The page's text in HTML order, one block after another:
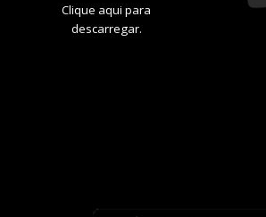
Clique aqui para
descarregar.